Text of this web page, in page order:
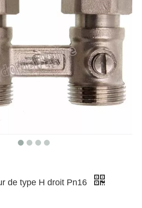
de type H droit Pn16